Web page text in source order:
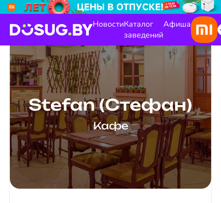
НовостиКаталог
заведений
Афиша
Stefan (Стефан)
Кафе